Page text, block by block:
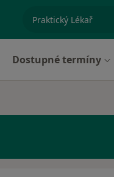
specializace,
Dostupné termíny